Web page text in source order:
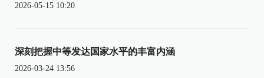
2026-05-15 10:20
深刻把握中等发达国家水平的丰富内涵
2026-03-24 13:56